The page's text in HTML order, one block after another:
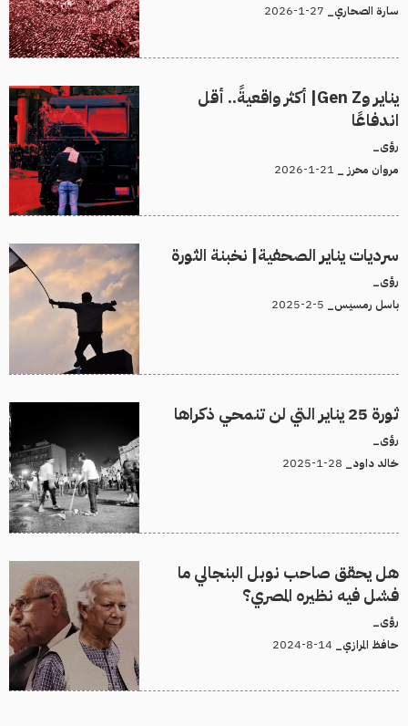
سارة الصحاري_
يناير وGen Z| أكثر واقعيةً.. أقل
اندفاعًا
رؤى_
مروان محرز _
سرديات يناير الصحفية| نخبنة الثورة
رؤى_
باسل رمسيس_
ثورة 25 يناير التي لن تنمحي ذكراها
رؤى_
خالد داود_
هل يحقق صاحب نوبل البنجالي ما
فشل فيه نظيره المصري؟
رؤى_
حافظ المرازي_